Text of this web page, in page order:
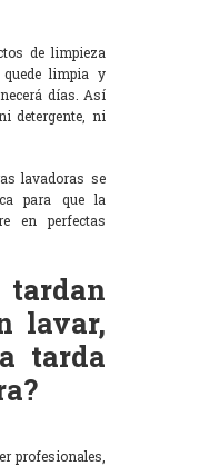
de limpieza
limpia y
días. Así
detergente, ni
lavadoras se
para que la
en perfectas
tardan
lavar,
tarda
profesionales,